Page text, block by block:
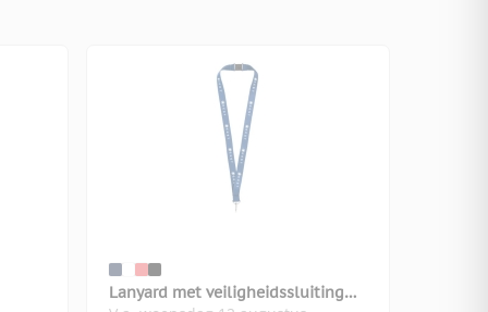
Lanyard met veiligheidssluiting